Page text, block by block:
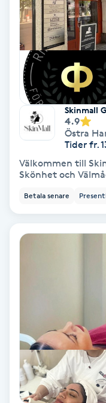
Färgning
Föning
Gel naglar
Gelenaglar
Gellack
Gellack med
Gravidmassage
Gua Sha-massage
Hatha Yoga
Skinmall
4.9
Östra
Tider fr.
Välkommen till
Skönhet och
Betala senare